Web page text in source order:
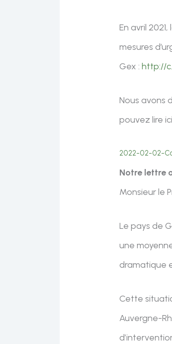
En avril
mesures
Gex :http://
Nous avons
pouvez lire
2022-02-02-
Notre lettre
Monsieur le
Le pays de
une
dramatique
Cette
Auvergne-